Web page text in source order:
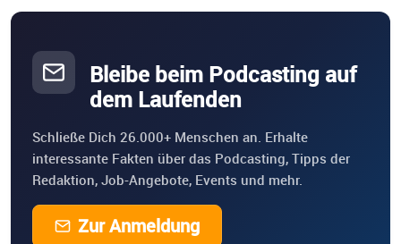
Bleibe beim Podcasting auf
dem Laufenden
Schließe Dich 26.000+ Menschen an. Erhalte
interessante Fakten über das Podcasting, Tipps der
Redaktion, Job-Angebote, Events und mehr.
Zur Anmeldung